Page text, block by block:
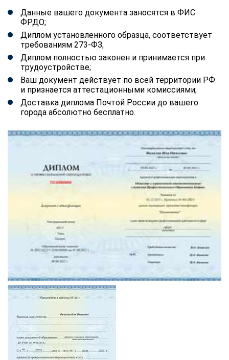
Данные вашего документа заносятся в ФИС
ФРДО;
Диплом установленного образца, соответствует
требованиям 273-ФЗ;
Диплом полностью законен и принимается при
трудоустройстве;
Ваш документ действует по всей территории РФ
и признается аттестационными комиссиями;
Доставка диплома Почтой России до вашего
города абсолютно бесплатно.